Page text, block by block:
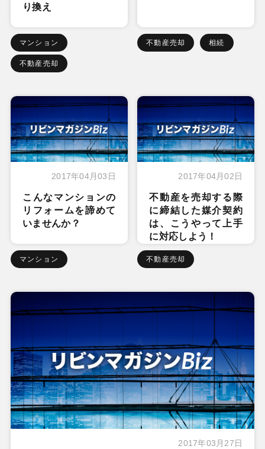
り換え
マンション
不動産売却
不動産売却 相続
2017年04月03日
こんなマンションの
リフォームを諦めて
いませんか？
マンション
2017年04月02日
不動産を売却する際
に締結した媒介契約
は、こうやって上手
に対応しよう！
不動産売却
2017年03月27日